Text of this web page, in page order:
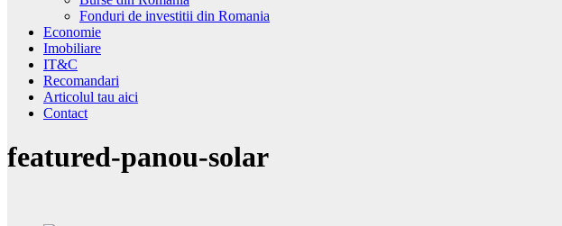
Fonduri de investitii din Romania
Economie
Imobiliare
IT&C
Recomandari
Articolul tau aici
Contact
featured-panou-solar